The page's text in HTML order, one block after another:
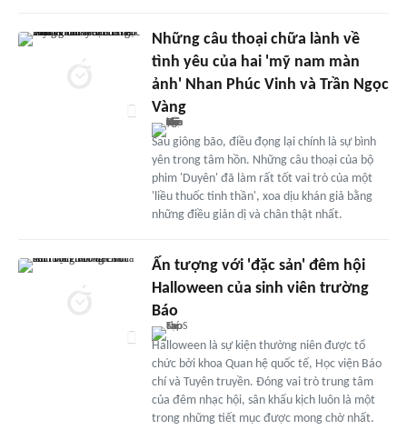
Những câu thoại chữa lành về
tình yêu của hai 'mỹ nam màn
ảnh' Nhan Phúc Vinh và Trần Ngọc
Vàng
Sau giông bão, điều đọng lại chính là sự bình
yên trong tâm hồn. Những câu thoại của bộ
phim 'Duyên' đã làm rất tốt vai trò của một
'liều thuốc tinh thần', xoa dịu khán giả bằng
những điều giản dị và chân thật nhất.
Ấn tượng với 'đặc sản' đêm hội
Halloween của sinh viên trường
Báo
Halloween là sự kiện thường niên được tổ
chức bởi khoa Quan hệ quốc tế, Học viện Báo
chí và Tuyên truyền. Đóng vai trò trung tâm
của đêm nhạc hội, sân khấu kịch luôn là một
trong những tiết mục được mong chờ nhất.